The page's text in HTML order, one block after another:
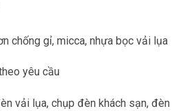
là:
390,000₫.
chống gỉ, micca, nhựa bọc vải lụa
yêu cầu
vải lụa, chụp đèn khách sạn, đèn